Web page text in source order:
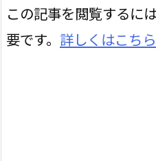
この記事を閲覧するに
要です。 詳しくはこちら